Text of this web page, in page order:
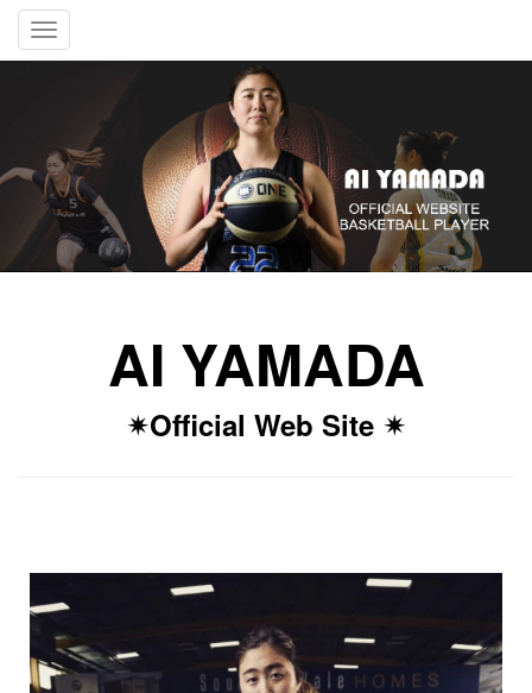
Toggle
navigation
AI YAMADA
✴︎Official Web Site ✴︎